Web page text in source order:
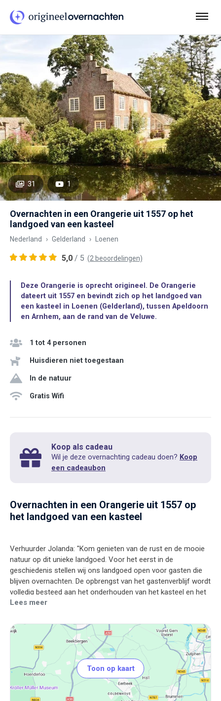
31 1
Overnachten in een Orangerie uit 1557 op het
landgoed van een kasteel
Nederland Gelderland Loenen
5,0 / 5 (2 beoordelingen)
Deze Orangerie is oprecht origineel. De Orangerie
dateert uit 1557 en bevindt zich op het landgoed van
een kasteel in Loenen (Gelderland), tussen Apeldoorn
en Arnhem, aan de rand van de Veluwe.
1 tot 4 personen
Huisdieren niet toegestaan
In de natuur
Gratis Wifi
Koop als cadeau
Wil je deze overnachting cadeau doen? Koop
een cadeaubon
Overnachten in een Orangerie uit 1557 op
het landgoed van een kasteel
Verhuurder Jolanda: "Kom genieten van de rust en de mooie
natuur op dit unieke landgoed. Voor het eerst in de
geschiedenis stellen wij ons landgoed open voor gasten die
blijven overnachten. De opbrengst van het gastenverblijf wordt
volledig besteed aan het onderhouden van het kasteel en het
Lees meer
Toon op kaart